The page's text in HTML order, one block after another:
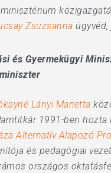
Zsuzsanna
és Gyermekügyi
Lányi Marietta
1991-ben hozta
Alternatív Alapozó
és pedagógiai
országos